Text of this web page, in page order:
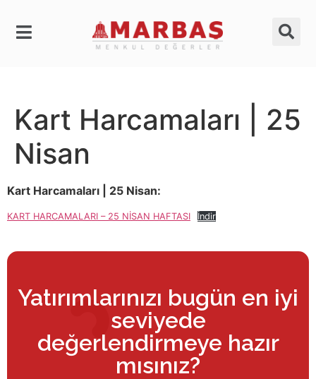
Kart Harcamaları | 25
Nisan
Kart Harcamaları | 25 Nisan:
KART HARCAMALARI – 25 NİSAN HAFTASI İndir
Yatırımlarınızı bugün en iyi
seviyede
değerlendirmeye hazır
mısınız?